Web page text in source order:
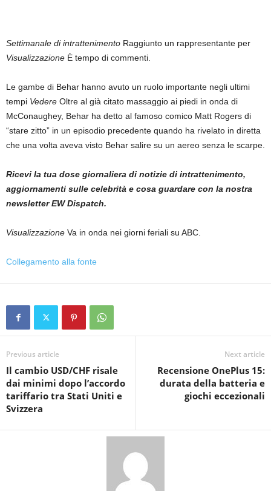
Settimanale di intrattenimento Raggiunto un rappresentante per
Visualizzazione È tempo di commenti.
Le gambe di Behar hanno avuto un ruolo importante negli ultimi
tempi Vedere Oltre al già citato massaggio ai piedi in onda di
McConaughey, Behar ha detto al famoso comico Matt Rogers di
“stare zitto” in un episodio precedente quando ha rivelato in diretta
che una volta aveva visto Behar salire su un aereo senza le scarpe.
Ricevi la tua dose giornaliera di notizie di intrattenimento,
aggiornamenti sulle celebrità e cosa guardare con la nostra
newsletter EW Dispatch.
Visualizzazione Va in onda nei giorni feriali su ABC.
Collegamento alla fonte
Previous article
Il cambio USD/CHF risale
dai minimi dopo l’accordo
tariffario tra Stati Uniti e
Svizzera
Next article
Recensione OnePlus 15:
durata della batteria e
giochi eccezionali